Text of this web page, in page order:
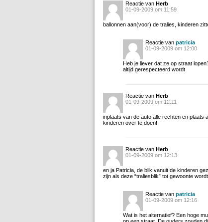
Reactie van Herb
01-09-2009 om 11:59
ballonnen aan(voor) de tralies, kinderen
Reactie van patricia
01-09-2009 om 12:00
Heb je liever dat ze op straat
altijd gerespecteerd wordt
Reactie van Herb
01-09-2009 om 12:11
inplaats van de auto alle rechten en plaats
kinderen over te doen!
Reactie van Herb
01-09-2009 om 12:13
en ja Patricia, de blik vanuit de kinderen
zijn als deze “traliesblik” tot gewoonte wordt.
Reactie van patricia
01-09-2009 om 12:16
Wat is het alternatief? Een hoge